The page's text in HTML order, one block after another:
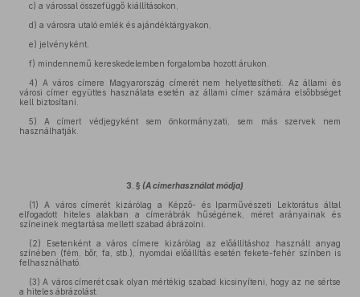
c) a várossal összefüggő kiállításokon,
d) a városra utaló emlék és ajándéktárgyakon,
e) jelvényként,
f) mindennemű kereskedelemben forgalomba hozott árukon.
4) A város címere Magyarország címerét nem helyettesítheti. Az állami és
városi címer együttes használata esetén az állami címer számára elsőbbséget
kell biztosítani.
5) A címert védjegyként sem önkormányzati, sem más szervek nem
használhatják.
3. § (A címerhasználat módja)
(1) A város címerét kizárólag a Képző- és Iparművészeti Lektorátus által
elfogadott hiteles alakban a címerábrák hűségének, méret arányainak és
színeinek megtartása mellett szabad ábrázolni.
(2) Esetenként a város címere kizárólag az előállításhoz használt anyag
színében (fém, bőr, fa, stb.), nyomdai előállítás esetén fekete-fehér színben is
felhasználható.
(3) A város címerét csak olyan mértékig szabad kicsinyíteni, hogy az ne sértse
a hiteles ábrázolást.